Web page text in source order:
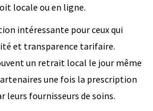
locale ou en ligne.
intéressante pour ceux qui
et transparence tarifaire.
un retrait local le jour même
une fois la prescription
leurs fournisseurs de soins.